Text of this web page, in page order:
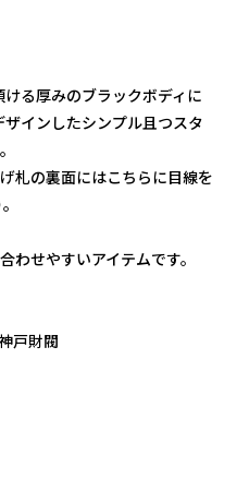
る厚みのブラックボディに
ザインしたシンプル且つスタ
札の裏面にはこちらに目線を
わせやすいアイテムです。
戸財閥